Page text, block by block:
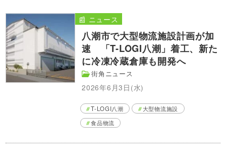
八潮市で大型物流施設計画が加
速 「T-LOGI八潮」着工、新た
に冷凍冷蔵倉庫も開発へ
街角ニュース
2026年6月3日(水)
📰 ニュース
T-LOGI八潮
大型物流施設
食品物流